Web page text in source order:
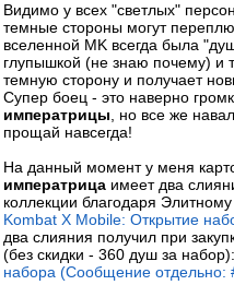
Видимо у всех "светлых"
темные стороны могут
вселенной MK всегда была
глупышкой (не знаю почему) и
темную сторону и получает
Супер боец - это наверно
императрицы , но все же
прощай навсегда!
На данный момент у меня
императрица имеет два
коллекции благодаря
Kombat X Mobile: Открытие
два слияния получил при
(без скидки - 360 душ за набор):
набора (Сообщение отдельно: